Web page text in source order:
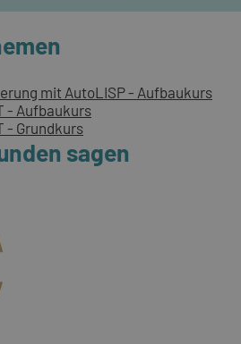
mit AutoLISP - Aufbaukurs
- Aufbaukurs
- Grundkurs
sagen